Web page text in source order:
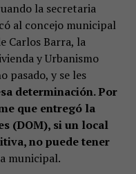
la secretaria
al concejo municipal
Carlos Barra, la
y Urbanismo
pasado, y se les
determinación. Por
que entregó la
(DOM), si un local
no puede tener
municipal.